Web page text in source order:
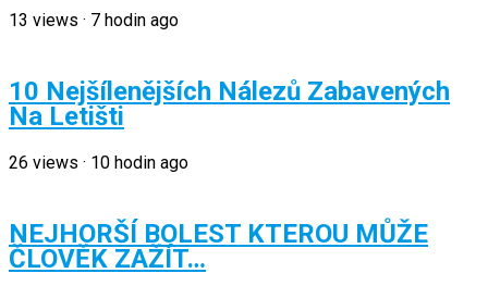
13 views · 7 hodin ago
10 Nejšílenějších Nálezů Zabavených
Na Letišti
26 views · 10 hodin ago
NEJHORŠÍ BOLEST KTEROU MŮŽE
ČLOVĚK ZAŽÍT…